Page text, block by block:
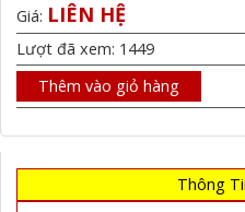
Giá: LIÊN HỆ
Lượt đã xem: 1449
Thêm vào giỏ hàng
Thông